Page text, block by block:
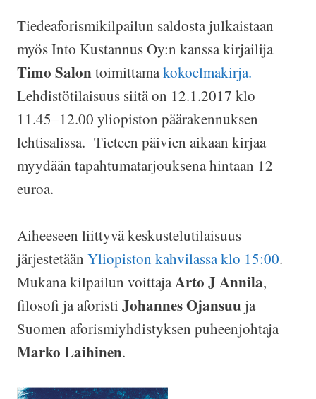
Tiedeaforismikilpailun saldosta julkaistaan
myös Into Kustannus Oy:n kanssa kirjailija
Timo Salontoimittamakokoelmakirja.
Lehdistötilaisuus siitä on 12.1.2017 klo
11.45–12.00 yliopiston päärakennuksen
lehtisalissa. Tieteen päivien aikaan kirjaa
myydään tapahtumatarjouksena hintaan 12
euroa.
Aiheeseen liittyvä keskustelutilaisuus
järjestetään Yliopiston kahvilassa klo 15:00.
Mukana kilpailun voittajaArto J Annila,
filosofi ja aforisti Johannes Ojansuu ja
Suomen aforismiyhdistyksen puheenjohtaja
Marko Laihinen.